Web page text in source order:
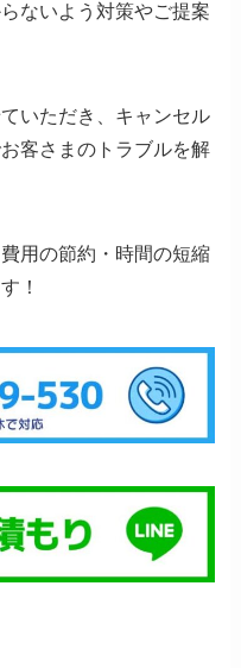
ないよう対策やご提案
いただき、キャンセル
客さまのトラブルを解
用の節約・時間の短縮
！